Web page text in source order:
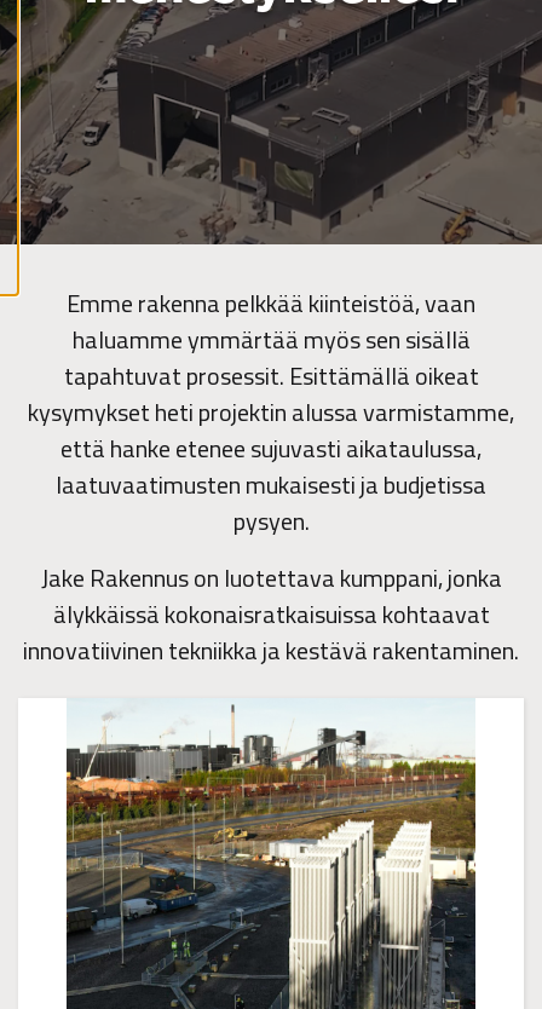
k
k
k
i
ä
s
t
e
e
t
Emme rakenna pelkkää kiinteistöä, vaan
haluamme ymmärtää myös sen sisällä
tapahtuvat prosessit. Esittämällä oikeat
kysymykset heti projektin alussa varmistamme,
että hanke etenee sujuvasti aikataulussa,
laatuvaatimusten mukaisesti ja budjetissa
pysyen.
Jake Rakennus on luotettava kumppani, jonka
älykkäissä kokonaisratkaisuissa kohtaavat
innovatiivinen tekniikka ja kestävä rakentaminen.